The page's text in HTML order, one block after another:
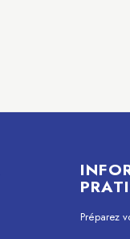
Préparez